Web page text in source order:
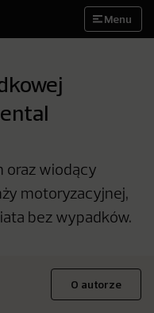
Menu
oraz wiodący
motoryzacyjnej,
bez wypadków.
O autorze